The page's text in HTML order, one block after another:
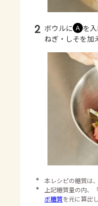
2 ボウルに Ａ を
ねぎ・しそを加
＊
本レシピの糖質は
＊
上記糖質量の内、
ボ糖質を元に算出